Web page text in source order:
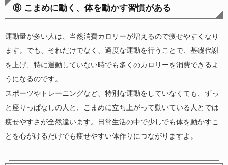
⑧ こまめに動く、体を動かす習慣がある
運動量が多い人は、当然消費カロリーが増えるので痩せやすくなり
ます。でも、それだけでなく、適度な運動を行うことで、基礎代謝
を上げ、特に運動していない時でも多くのカロリーを消費できるよ
うになるのです。
スポーツやトレーニングなど、特別な運動をしていなくても、ずっ
と座りっぱなしの人と、こまめに立ち上がって動いている人とでは
痩せやすさが全然違います。日常生活の中で少しでも体を動かすこ
とを心がけるだけでも痩せやすい体作りにつながりますよ。